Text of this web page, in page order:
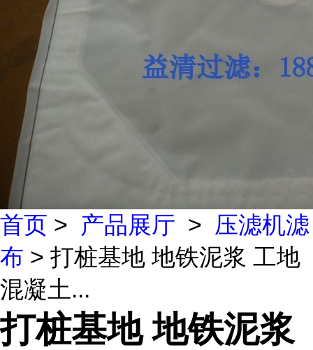
首页 > 产品展厅 > 压滤机滤
布 > 打桩基地 地铁泥浆 工地
混凝土...
打桩基地 地铁泥浆